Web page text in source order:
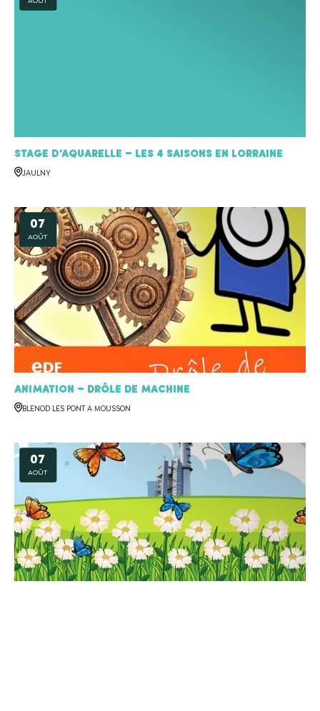
Stage d’aquarelle – Les 4 saisons en Lorraine
JAULNY
07
AOÛT
Animation – Drôle de machine
BLENOD LES PONT A MOUSSON
07
AOÛT